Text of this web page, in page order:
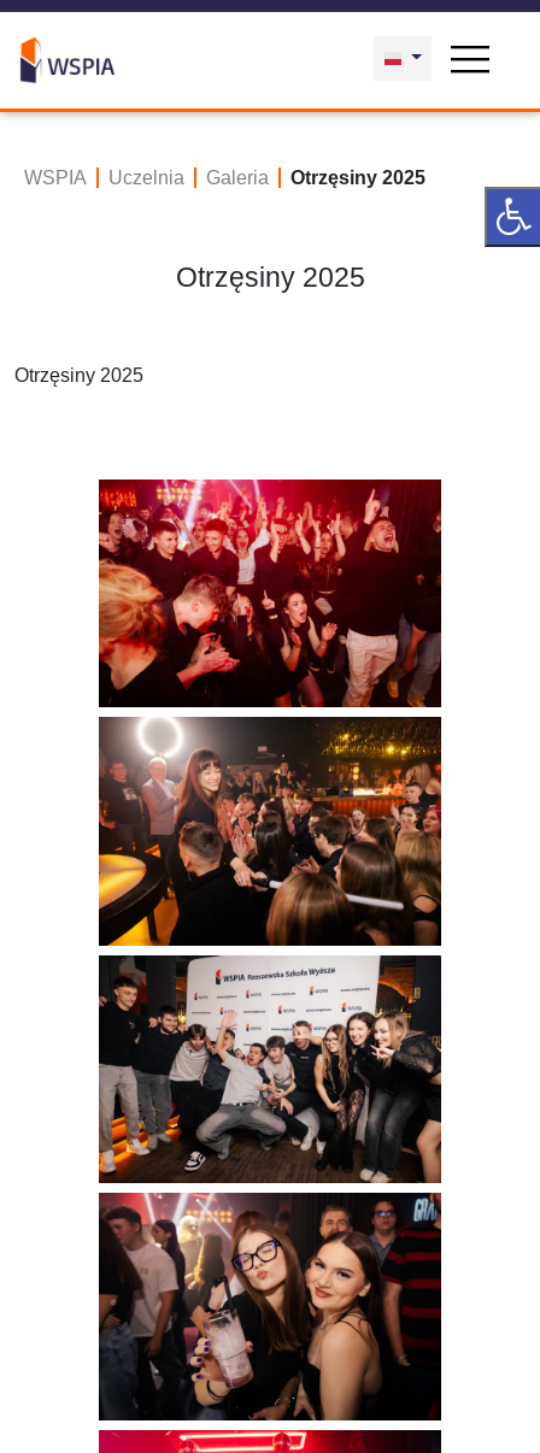
WSPIA Uczelnia Galeria Otrzęsiny 2025
Otrzęsiny 2025
Otrzęsiny 2025